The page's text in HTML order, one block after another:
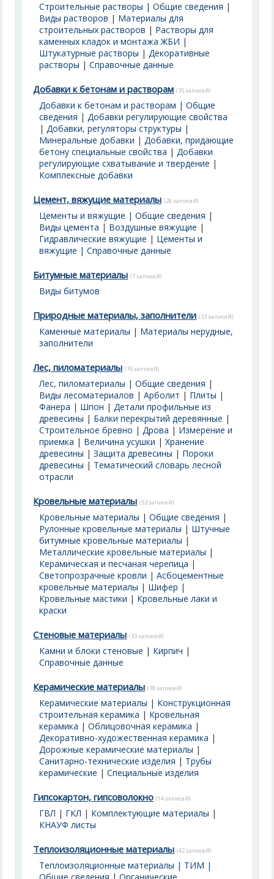
Строительные растворы | Общие сведения |
Виды растворов | Материалы для
строительных растворов | Растворы для
каменных кладок и монтажа ЖБИ |
Штукатурные растворы |Декоративные
растворы |Справочные данные
Добавки к бетонам и растворам (35 записей)
Добавки к бетонам и растворам | Общие
сведения |Добавки регулирующие свойства
|Добавки, регуляторы структуры |
Минеральные добавки |Добавки, придающие
бетону специальные свойства |Добавки
регулирующие схватывание и твердение |
Комплексные добавки
Цемент, вяжущие материалы (26 записей)
Цементы и вяжущие | Общие сведения |
Виды цемента | Воздушные вяжущие |
Гидравлические вяжущие | Цементы и
вяжущие | Справочные данные
Битумные материалы (7 записей)
Виды битумов
Природные материалы, заполнители (33 записей)
Каменные материалы | Материалы нерудные,
заполнители
Лес, пиломатериалы (76 записей)
Лес, пиломатериалы | Общие сведения |
Виды лесоматериалов |Арболит | Плиты |
Фанера | Шпон |Детали профильные из
древесины | Балки перекрытий деревянные |
Строительное бревно |Дрова | Измерение и
приемка | Величина усушки |Хранение
древесины |Защита древесины | Пороки
древесины | Тематический словарь лесной
отрасли
Кровельные материалы (53 записей)
Кровельные материалы | Общие сведения |
Рулонные кровельные материалы | Штучные
битумные кровельные материалы |
Металлические кровельные материалы |
Керамическая и песчаная черепица |
Светопрозрачные кровли |Асбоцементные
кровельные материалы | Шифер |
Кровельные мастики | Кровельные лаки и
краски
Стеновые материалы (33 записей)
Камни и блоки стеновые | Кирпич |
Справочные данные
Керамические материалы (38 записей)
Керамические материалы | Конструкционная
строительная керамика | Кровельная
керамика |Облицовочная керамика |
Декоративно-художественная керамика |
Дорожные керамические материалы |
Санитарно-технические изделия | Трубы
керамические |Специальные изделия
Гипсокартон, гипсоволокно (14 записей)
ГВЛ | ГКЛ | Комплектующие материалы |
КНАУФ листы
Теплоизоляционные материалы (42 записей)
Теплоизоляционные материалы | ТИМ |